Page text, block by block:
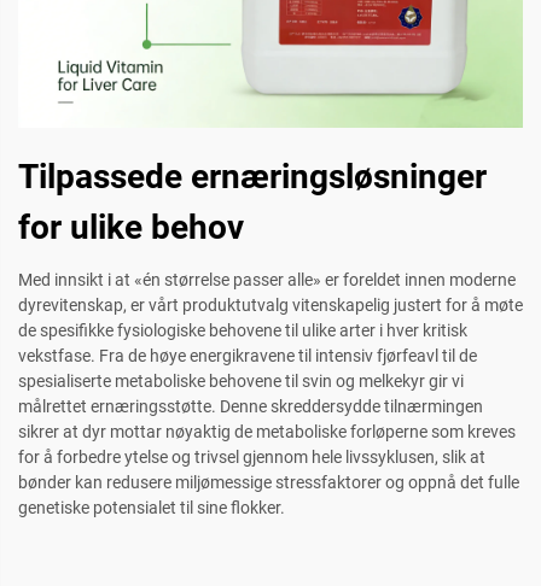
Tilpassede ernæringsløsninger
for ulike behov
Med innsikt i at «én størrelse passer alle» er foreldet innen moderne
dyrevitenskap, er vårt produktutvalg vitenskapelig justert for å møte
de spesifikke fysiologiske behovene til ulike arter i hver kritisk
vekstfase. Fra de høye energikravene til intensiv fjørfeavl til de
spesialiserte metaboliske behovene til svin og melkekyr gir vi
målrettet ernæringsstøtte. Denne skreddersydde tilnærmingen
sikrer at dyr mottar nøyaktig de metaboliske forløperne som kreves
for å forbedre ytelse og trivsel gjennom hele livssyklusen, slik at
bønder kan redusere miljømessige stressfaktorer og oppnå det fulle
genetiske potensialet til sine flokker.